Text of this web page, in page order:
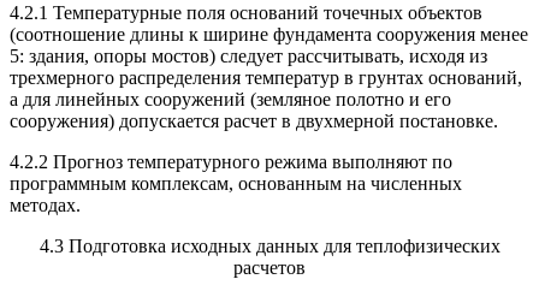
4.2.1 Температурные поля оснований точечных объектов
(соотношение длины к ширине фундамента сооружения менее
5: здания, опоры мостов) следует рассчитывать, исходя из
трехмерного распределения температур в грунтах оснований,
а для линейных сооружений (земляное полотно и его
сооружения) допускается расчет в двухмерной постановке.
4.2.2 Прогноз температурного режима выполняют по
программным комплексам, основанным на численных
методах.
4.3 Подготовка исходных данных для теплофизических
расчетов